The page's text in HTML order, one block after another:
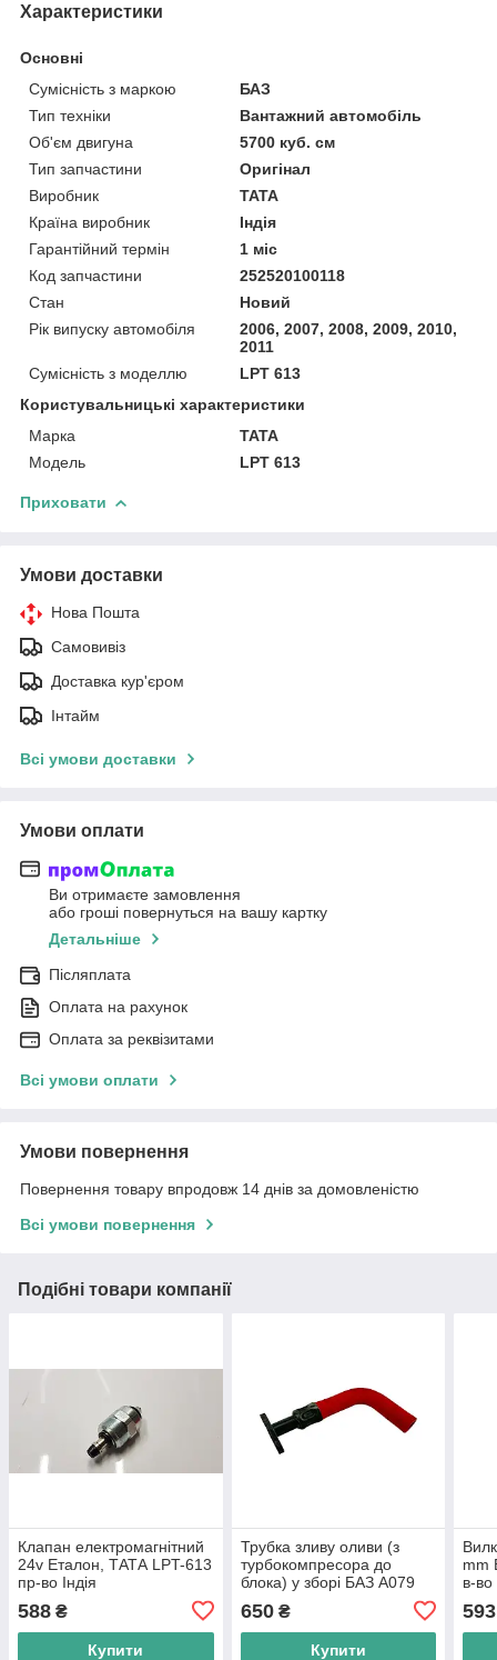
Характеристики
Основні
Сумісність з маркою
БАЗ
Тип техніки
Вантажний автомобіль
Об'єм двигуна
5700 куб. см
Тип запчастини
Оригінал
Виробник
TATA
Країна виробник
Індія
Гарантійний термін
1 міс
Код запчастини
252520100118
Стан
Новий
Рік випуску автомобіля
2006, 2007, 2008, 2009, 2010,
2011
Сумісність з моделлю
LPT 613
Користувальницькі характеристики
Марка
TATA
Модель
LPT 613
Приховати
Умови доставки
Нова Пошта
Самовивіз
Доставка кур'єром
Інтайм
Всі умови доставки
Умови оплати
Ви отримаєте замовлення
або гроші повернуться на вашу картку
Детальніше
Післяплата
Оплата на рахунок
Оплата за реквізитами
Всі умови оплати
Умови повернення
Повернення товару впродовж 14 днів за домовленістю
Всі умови повернення
Подібні товари компанії
Клапан електромагнітний
24v Еталон, ТАТА LPT-613
пр-во Індія
588 ₴
Купити
Трубка зливу оливи (з
турбокомпресора до
блока) у зборі БАЗ А079
Еталон, I-VAN, ТАТА LPT-
613 E2, E3, в-во Tata
Motors
650₴
Купити
mm
в-во
593